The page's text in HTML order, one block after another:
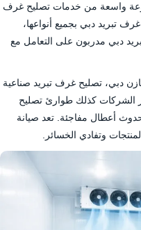
واسعة من خدمات تصليح غرف
تبريد دبي بجميع أنواعها،
دبي مدربون على التعامل مع
دبي، تصليح غرف تبريد صناعية
الشركات كذلك طوارئ تصليح
أعطال مفاجئة. تعد صيانة
وتفادي الخسائر.